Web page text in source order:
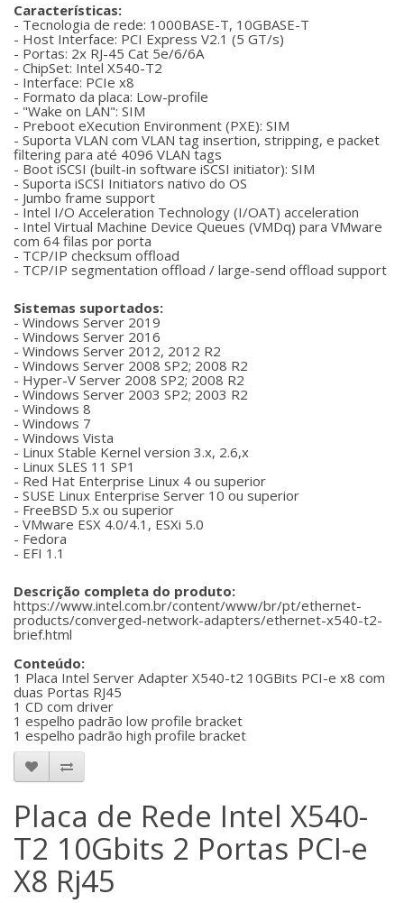
Características:
- Tecnologia de rede: 1000BASE-T, 10GBASE-T
- Host Interface: PCI Express V2.1 (5 GT/s)
- Portas: 2x RJ-45 Cat 5e/6/6A
- ChipSet: Intel X540-T2
- Interface: PCIe x8
- Formato da placa: Low-profile
- "Wake on LAN": SIM
- Preboot eXecution Environment (PXE): SIM
- Suporta VLAN com VLAN tag insertion, stripping, e packet
filtering para até 4096 VLAN tags
- Boot iSCSI (built-in software iSCSI initiator): SIM
- Suporta iSCSI Initiators nativo do OS
- Jumbo frame support
- Intel I/O Acceleration Technology (I/OAT) acceleration
- Intel Virtual Machine Device Queues (VMDq) para VMware
com 64 filas por porta
- TCP/IP checksum offload
- TCP/IP segmentation offload / large-send offload support
Sistemas suportados:
- Windows Server 2019
- Windows Server 2016
- Windows Server 2012, 2012 R2
- Windows Server 2008 SP2; 2008 R2
- Hyper-V Server 2008 SP2; 2008 R2
- Windows Server 2003 SP2; 2003 R2
- Windows 8
- Windows 7
- Windows Vista
- Linux Stable Kernel version 3.x, 2.6,x
- Linux SLES 11 SP1
- Red Hat Enterprise Linux 4 ou superior
- SUSE Linux Enterprise Server 10 ou superior
- FreeBSD 5.x ou superior
- VMware ESX 4.0/4.1, ESXi 5.0
- Fedora
- EFI 1.1
Descrição completa do produto:
https://www.intel.com.br/content/www/br/pt/ethernet-
products/converged-network-adapters/ethernet-x540-t2-
brief.html
Conteúdo:
1 Placa Intel Server Adapter X540-t2 10GBits PCI-e x8 com
duas Portas RJ45
1 CD com driver
1 espelho padrão low profile bracket
1 espelho padrão high profile bracket
Placa de Rede Intel X540-
T2 10Gbits 2 Portas PCI-e
X8 Rj45